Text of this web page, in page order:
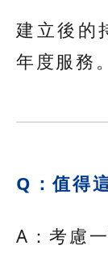
建立後的
年度服務。
Q：值得
A：考慮一